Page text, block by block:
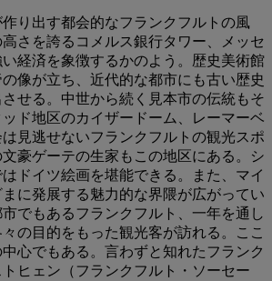
り出す都会的なフランクフルトの風
さを誇るコメルス銀行タワー、メッセ
経済を象徴するかのよう。歴史美術館
像が立ち、近代的な都市にも古い歴史
せる。中世から続く見本市の伝統もそ
ド地区のカイザードーム、レーマーベ
見逃せないフランクフルトの観光スポ
豪ゲーテの生家もこの地区にある。シ
ドイツ絵画を堪能できる。また、マイ
に発展する魅力的な界隈が広がってい
でもあるフランクフルト、一年を通し
の目的をもった観光客が訪れる。ここ
心でもある。言わずと知れたフランク
ヒェン（フランクフルト・ソーセー